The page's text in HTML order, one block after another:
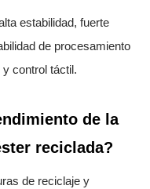
estabilidad, fuerte
de procesamiento
control táctil.
de la
reciclada?
de reciclaje y